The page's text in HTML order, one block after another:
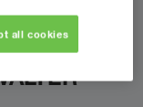
all cookies